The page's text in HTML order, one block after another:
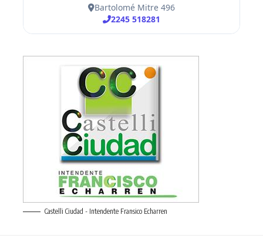
Castelli Ciudad - Intendente Fransico Echarren